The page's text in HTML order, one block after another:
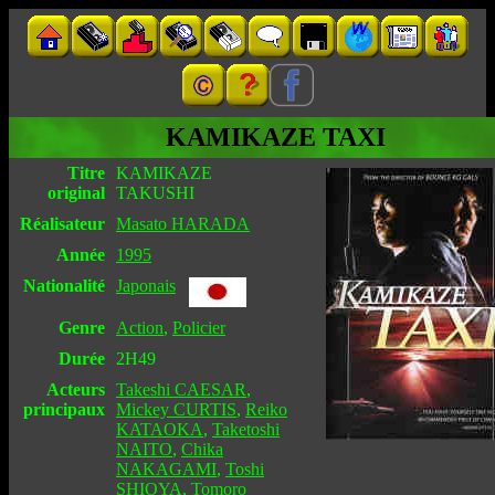
KAMIKAZE TAXI
Titre
original
KAMIKAZE
TAKUSHI
Réalisateur Masato HARADA
Année
1995
Nationalité Japonais
Genre Action, Policier
Durée
2H49
Acteurs
principaux
Takeshi CAESAR,
Mickey CURTIS, Reiko
KATAOKA, Taketoshi
NAITO, Chika
NAKAGAMI, Toshi
SHIOYA, Tomoro